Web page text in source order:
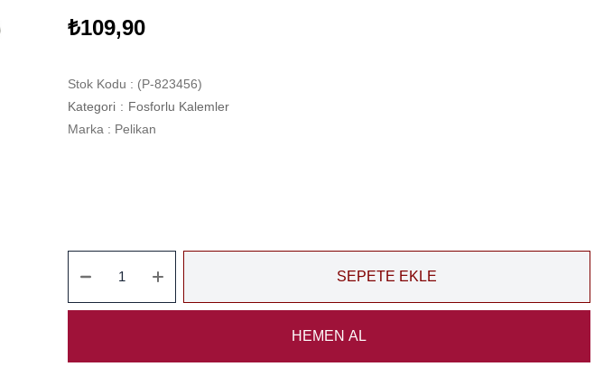
₺109,90
Stok Kodu
(P-823456)
Kategori : Fosforlu Kalemler
Marka : Pelikan